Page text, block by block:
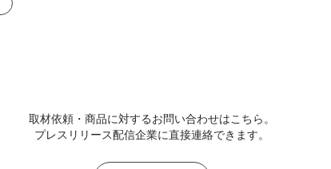
取材依頼・商品に対するお問い合わせはこちら。
プレスリリース配信企業に直接連絡できます。